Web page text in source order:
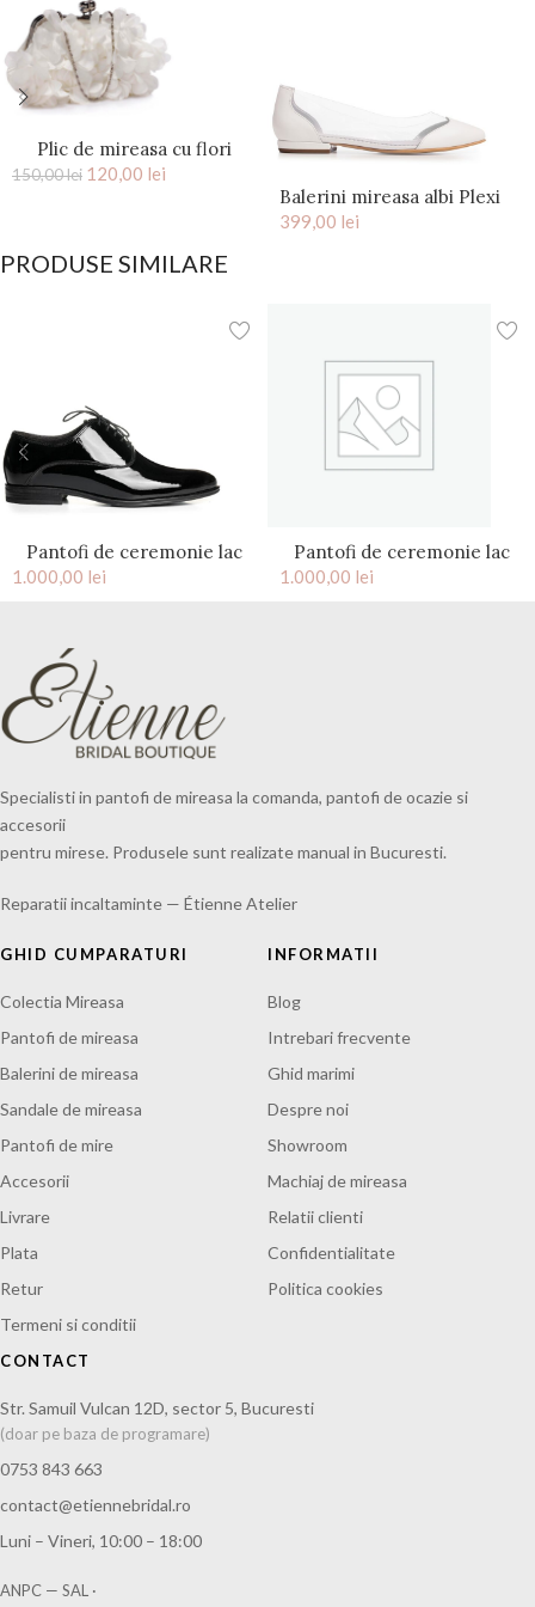
Plic de mireasa cu flori
saten Ivory Kiss
150,00lei 120,00 lei
Balerini mireasa albi Plexi
399,00 lei
PRODUSE SIMILARE
Pantofi de ceremonie lac
negru Henri
1.000,00 lei
Pantofi de ceremonie lac
negru Louis
1.000,00 lei
Specialisti in pantofi de mireasa la comanda, pantofi de ocazie si
accesorii
pentru mirese. Produsele sunt realizate manual in Bucuresti.
Reparatii incaltaminte — Étienne Atelier
GHID CUMPARATURI
Colectia Mireasa
Pantofi de mireasa
Balerini de mireasa
Sandale de mireasa
Pantofi de mire
Accesorii
Livrare
Plata
Retur
Termeni si conditii
INFORMATII
Blog
Intrebari frecvente
Ghid marimi
Despre noi
Showroom
Machiaj de mireasa
Relatii clienti
Confidentialitate
Politica cookies
CONTACT
Str. Samuil Vulcan 12D, sector 5, Bucuresti
(doar pe baza de programare)
0753 843 663
contact@etiennebridal.ro
Luni – Vineri, 10:00 – 18:00
ANPC — SAL ·